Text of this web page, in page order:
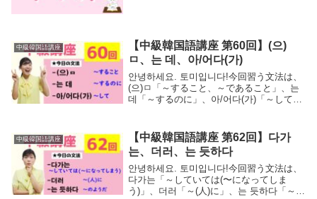
中級韓国語講座
【中級韓国語講座 第60回】(으)
ㅁ、는 데、아/어다(가)
안녕하세요. 토미입니다!今回習う文法は、
(으)ㅁ「～すること、～であること」、는
데「～するのに」、아/어다(가)「～して」
す。저는 그림을 그리는 데 재능이 있...
中級韓国語講座
【中級韓国語講座 第62回】다가
는、더러、는 듯하다
안녕하세요. 토미입니다!今回習う文法は、
다가는「～していては(〜になってしま
う)」、더러「～(人)に」、는 듯하다「～の